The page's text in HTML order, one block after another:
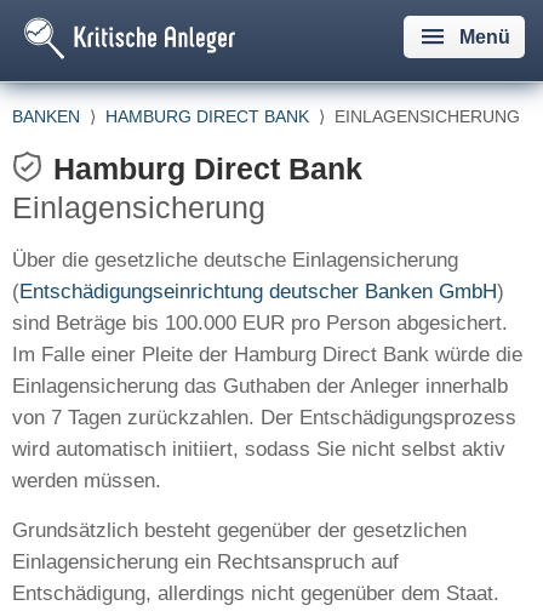
Menü
BANKEN ⟩ HAMBURG DIRECT BANK ⟩ EINLAGENSICHERUNG
Hamburg Direct Bank
Einlagensicherung
Über die gesetzliche deutsche Einlagensicherung
(Entschädigungseinrichtung deutscher Banken GmbH)
sind Beträge bis 100.000 EUR pro Person abgesichert.
Im Falle einer Pleite der Hamburg Direct Bank würde die
Einlagensicherung das Guthaben der Anleger innerhalb
von 7 Tagen zurückzahlen. Der Entschädigungsprozess
wird automatisch initiiert, sodass Sie nicht selbst aktiv
werden müssen.
Grundsätzlich besteht gegenüber der gesetzlichen
Einlagensicherung ein Rechtsanspruch auf
Entschädigung, allerdings nicht gegenüber dem Staat.